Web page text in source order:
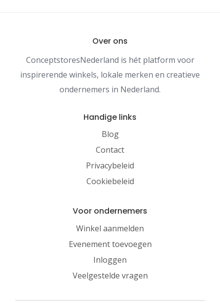
Over ons
ConceptstoresNederland is hét platform voor
inspirerende winkels, lokale merken en creatieve
ondernemers in Nederland.
Handige links
Blog
Contact
Privacybeleid
Cookiebeleid
Voor ondernemers
Winkel aanmelden
Evenement toevoegen
Inloggen
Veelgestelde vragen